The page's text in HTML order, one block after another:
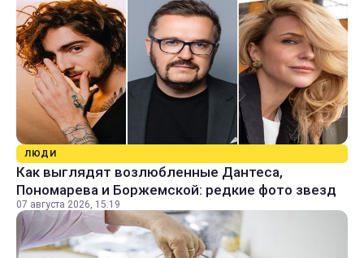
ЛЮДИ
Как выглядят возлюбленные Дантеса,
Пономарева и Боржемской: редкие фото звезд
07 августа 2026, 15:19